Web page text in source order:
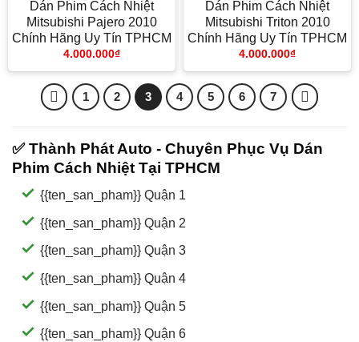
Dán Phim Cách Nhiệt
Mitsubishi Pajero 2010
Chính Hãng Uy Tín TPHCM
4.000.000₫
Dán Phim Cách Nhiệt
Mitsubishi Triton 2010
Chính Hãng Uy Tín TPHCM
4.000.000₫
1 2 3 4 5 6 7
✅ Thành Phát Auto - Chuyên Phục Vụ Dán
Phim Cách Nhiệt Tại TPHCM
{{ten_san_pham}} Quận 1
{{ten_san_pham}} Quận 2
{{ten_san_pham}} Quận 3
{{ten_san_pham}} Quận 4
{{ten_san_pham}} Quận 5
{{ten_san_pham}} Quận 6